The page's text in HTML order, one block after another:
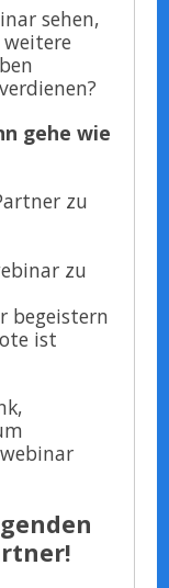
sehen,
gehe wie
zu
zu
begeistern
ist